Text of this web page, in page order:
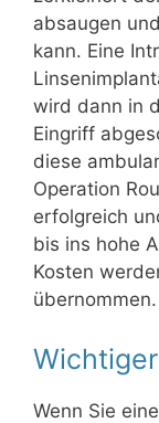
absaugen
kann. Eine
wird dann in
Eingriff
diese
Operation
erfolgreich
bis ins hohe
Kosten
übernommen.
Wenn Sie